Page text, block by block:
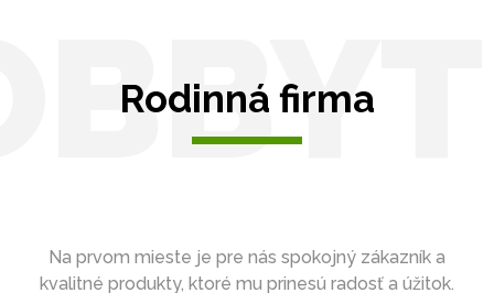
Rodinná firma
Na prvom mieste je pre nás spokojný zákazník a
kvalitné produkty, ktoré mu prinesú radosť a úžitok.